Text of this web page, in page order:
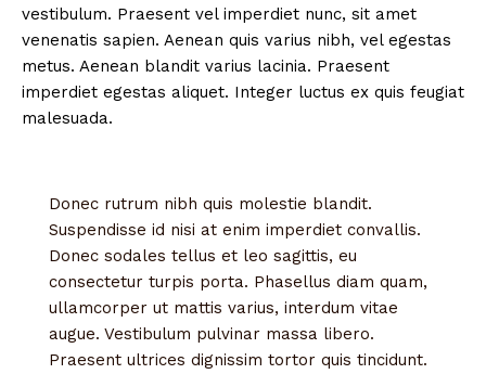
vestibulum. Praesent vel imperdiet nunc, sit amet
venenatis sapien. Aenean quis varius nibh, vel egestas
metus. Aenean blandit varius lacinia. Praesent
imperdiet egestas aliquet. Integer luctus ex quis feugiat
malesuada.
Donec rutrum nibh quis molestie blandit.
Suspendisse id nisi at enim imperdiet convallis.
Donec sodales tellus et leo sagittis, eu
consectetur turpis porta. Phasellus diam quam,
ullamcorper ut mattis varius, interdum vitae
augue. Vestibulum pulvinar massa libero.
Praesent ultrices dignissim tortor quis tincidunt.